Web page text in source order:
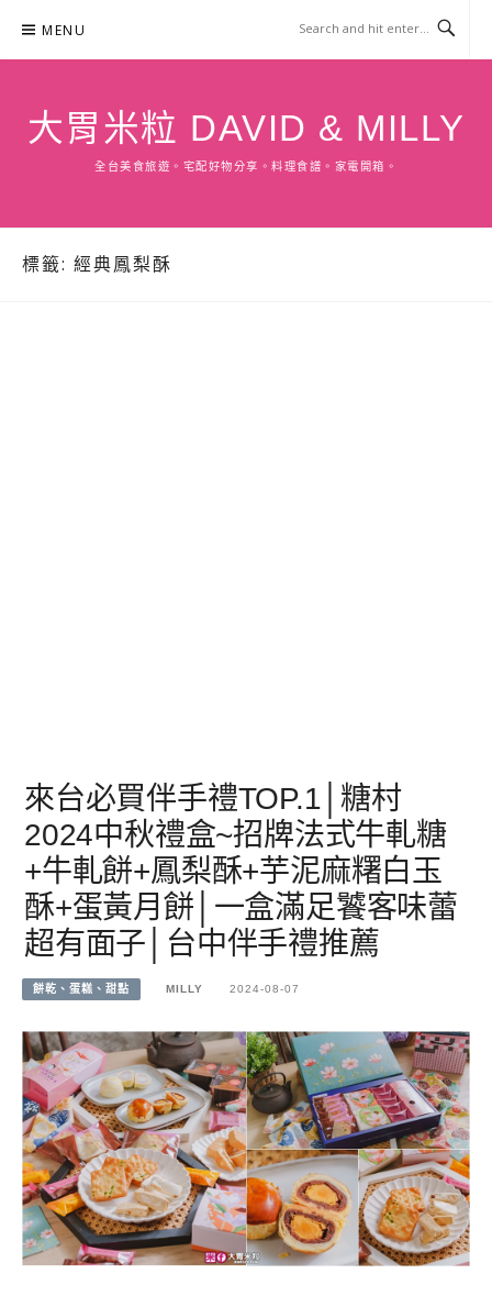
content
MENU
大胃米粒 DAVID & MILLY
全台美食旅遊。宅配好物分享。料理食譜。家電開箱。
標籤: 經典鳳梨酥
來台必買伴手禮TOP.1│糖村
2024中秋禮盒~招牌法式牛軋糖
+牛軋餅+鳳梨酥+芋泥麻糬白玉
酥+蛋黃月餅│一盒滿足饕客味蕾
超有面子│台中伴手禮推薦
餅乾、蛋糕、甜點 MILLY 2024-08-07